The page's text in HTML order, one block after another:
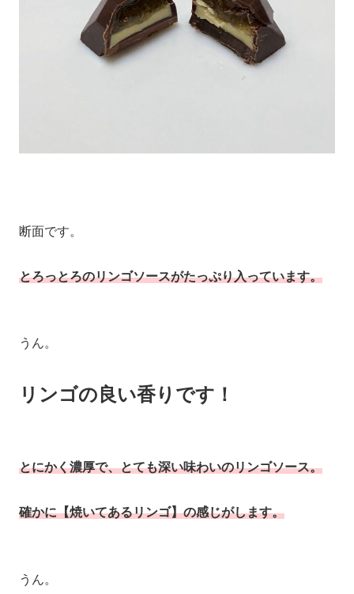
断面です。
とろっとろのリンゴソースがたっぷり入っています。
うん。
リンゴの良い香りです！
とにかく濃厚で、とても深い味わいのリンゴソース。
確かに【焼いてあるリンゴ】の感じがします。
うん。